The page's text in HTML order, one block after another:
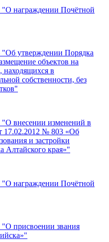
награждении Почётной
утверждении Порядка
объектов на
находящихся в
собственности, без
внесении изменений в
17.02.2012 № 803 «Об
и застройки
Алтайского края»"
награждении Почётной
присвоении звания